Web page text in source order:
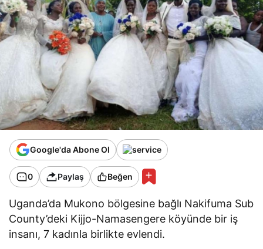
Google'da Abone Ol
0 Paylaş Beğen
Uganda’da Mukono bölgesine bağlı Nakifuma Sub
County’deki Kijjo-Namasengere köyünde bir iş
insanı, 7 kadınla birlikte evlendi.